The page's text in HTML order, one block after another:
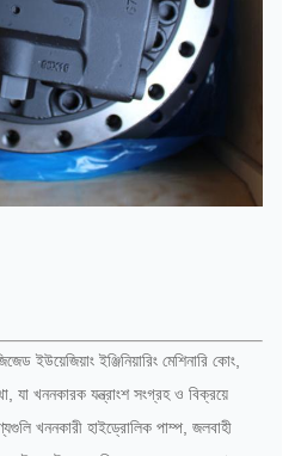
ইউয়েজিয়াং ইঞ্জিনিয়ারিং মেশিনারি কোং,
যা খননকারক যন্ত্রাংশ সংগ্রহ ও বিক্রয়ে
খননকারী হাইড্রোলিক পাম্প, জলবাহী